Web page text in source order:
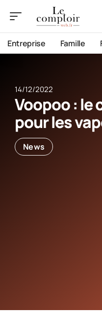
Entreprise Famille
14/12/2022
Voopoo : le
pour les
News